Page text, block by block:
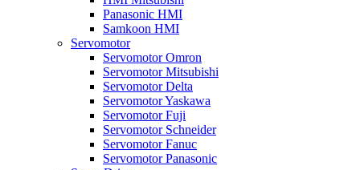
Panasonic HMI
Samkoon HMI
Servomotor
Servomotor Omron
Servomotor Mitsubishi
Servomotor Delta
Servomotor Yaskawa
Servomotor Fuji
Servomotor Schneider
Servomotor Fanuc
Servomotor Panasonic